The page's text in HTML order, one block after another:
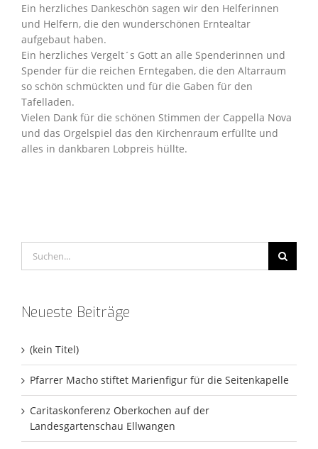
Ein herzliches Dankeschön sagen wir den Helferinnen
und Helfern, die den wunderschönen Erntealtar
aufgebaut haben.
Ein herzliches Vergelt´s Gott an alle Spenderinnen und
Spender für die reichen Erntegaben, die den Altarraum
so schön schmückten und für die Gaben für den
Tafelladen.
Vielen Dank für die schönen Stimmen der Cappella Nova
und das Orgelspiel das den Kirchenraum erfüllte und
alles in dankbaren Lobpreis hüllte.
nach:
Neueste Beiträge
(kein Titel)
Pfarrer Macho stiftet Marienfigur für die Seitenkapelle
Caritaskonferenz Oberkochen auf der
Landesgartenschau Ellwangen